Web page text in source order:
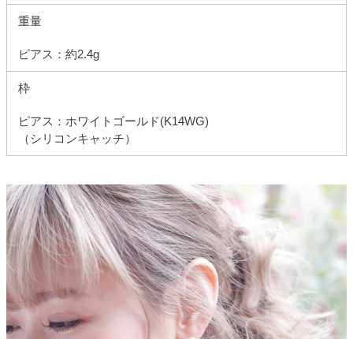
重量
ピアス：約2.4g
枠
ピアス：ホワイトゴールド(K14WG)
（シリコンキャッチ）